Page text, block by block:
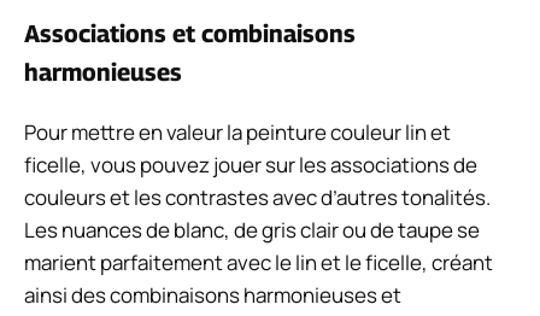
Associations et combinaisons
harmonieuses
Pour mettre en valeur la peinture couleur lin et
ficelle, vous pouvez jouer sur les associations de
couleurs et les contrastes avec d’autres tonalités.
Les nuances de blanc, de gris clair ou de taupe se
marient parfaitement avec le lin et le ficelle, créant
ainsi des combinaisons harmonieuses et